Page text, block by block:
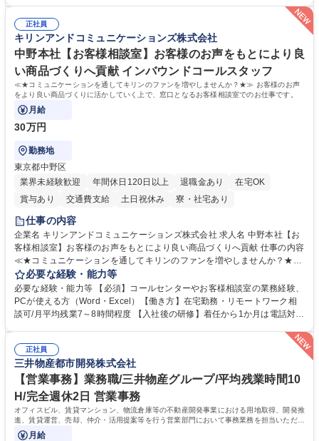
常に改善を目指す風土のため、安心して業務に取り組んでいただけます。
募集職種 【大阪・京都・滋賀】営業事務 ※未経験可
により、キーエンスの付加価値向上に貢献します。ベースの定型業務に加
えて、お客様や社員の状況に合わせ、能動的なサポート、改善の動きも期
待され。組織を支えるスペシャリストとして、チームに貢献し、結果的に
社員から頼られる存在になることができます。平均19:30の退勤以降の業
務の持ち帰りも禁止されており、メリハリのある働き方となります。 学
歴・資格 学歴：大学院 大学 高専 短大 語学力： 資格：
正社員
キリンアンドコミュニケーションズ株式会社
中野本社【お客様相談室】お客様のお声をもとにより良
い商品づくりへ貢献 インバウンドコールスタッフ
≪★コミュニケーションを通してキリンのファンを増やしませんか？★≫ お客様のお声
をより良い商品づくりに活かしていく上で、窓口となるお客様相談室でのお仕事です。
月給
30万円
勤務地
東京都中野区
業界未経験歓迎
年間休日120日以上 退職金あり
在宅OK
賞与あり
交通費支給 土日祝休み 寮・社宅あり
仕事の内容
企業名 キリンアンドコミュニケーションズ株式会社 求人名 中野本社【お
客様相談室】お客様のお声をもとにより良い商品づくりへ貢献 仕事の内容
≪★コミュニケーションを通してキリンのファンを増やしませんか？★≫
お客様のお声をより良い商品づくりに活かしていく上で、窓口となるお客
様相談室でのお仕事です。 日々お客様からいただくキリングループへのご
意見を、企業活動に活かしています。お客様からの声に迅速かつ誠意をも
って対応、情報提供するとともにグループ内活動に反映しています。 【具
人チャットボット対応など。 【1日の対応件数】■電話：月間一人当たり
平均100件前後■メール・手紙：同上40件前後 募集職種 中野本社【お客様
相談室】お客様のお声をもとにより良い商品づくりへ貢献
必要な経験・能力等
必要な経験・能力等 【必須】コールセンターやお客様相談室の業務経験、
PCが使える方（Word・Excel）【働き方】在宅勤務・リモートワーク相
談可/月平均残業7～8時間程度 【入社後の研修】着任から1か月は電話対応
施する予定です。独り立ち以降もしっかりフォローする体制を整えていま
すのでご安心ください。 【当社について】キリングループの広報機能を担
う会社として、お客様との出会いを大切にし、磨き上げたホスピタリティ
を込めてコミュニケーションをとりながら広報関連業務を行っておりま
す。 学歴・資格 学歴：大学院 大学 高専 短大 専修学校 高校 語学力： 資
格：
正社員
三井物産都市開発株式会社
【営業事務】業務職/三井物産グループ/平均残業時間10
H/完全週休2日 営業事務
オフィスビル、賃貸マンション、物流倉庫等の不動産開発事業における用地取得、開発推
進、賃貸運営、売却、仲介・活用提案等を行う営業部門において事務業務を担当いただき
ます。
月給